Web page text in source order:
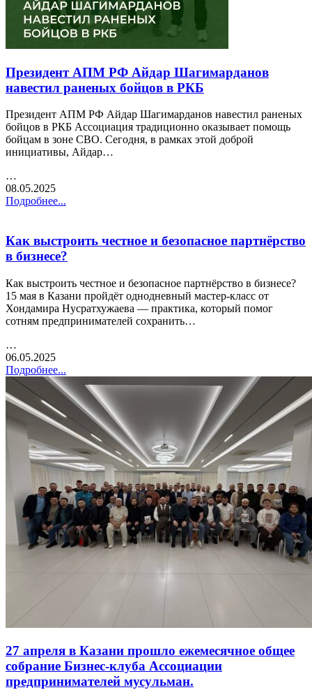
Президент АПМ РФ Айдар Шагимарданов
навестил раненых бойцов в РКБ
Президент АПМ РФ Айдар Шагимарданов навестил раненых
бойцов в РКБ Ассоциация традиционно оказывает помощь
бойцам в зоне СВО. Сегодня, в рамках этой доброй
инициативы, Айдар…
…
08.05.2025
Подробнее...
Как выстроить честное и безопасное партнёрство
в бизнесе?
Как выстроить честное и безопасное партнёрство в бизнесе?
15 мая в Казани пройдёт однодневный мастер-класс от
Хондамира Нусратхужаева — практика, который помог
сотням предпринимателей сохранить…
…
06.05.2025
Подробнее...
27 апреля в Казани прошло ежемесячное общее
собрание Бизнес-клуба Ассоциации
предпринимателей мусульман.